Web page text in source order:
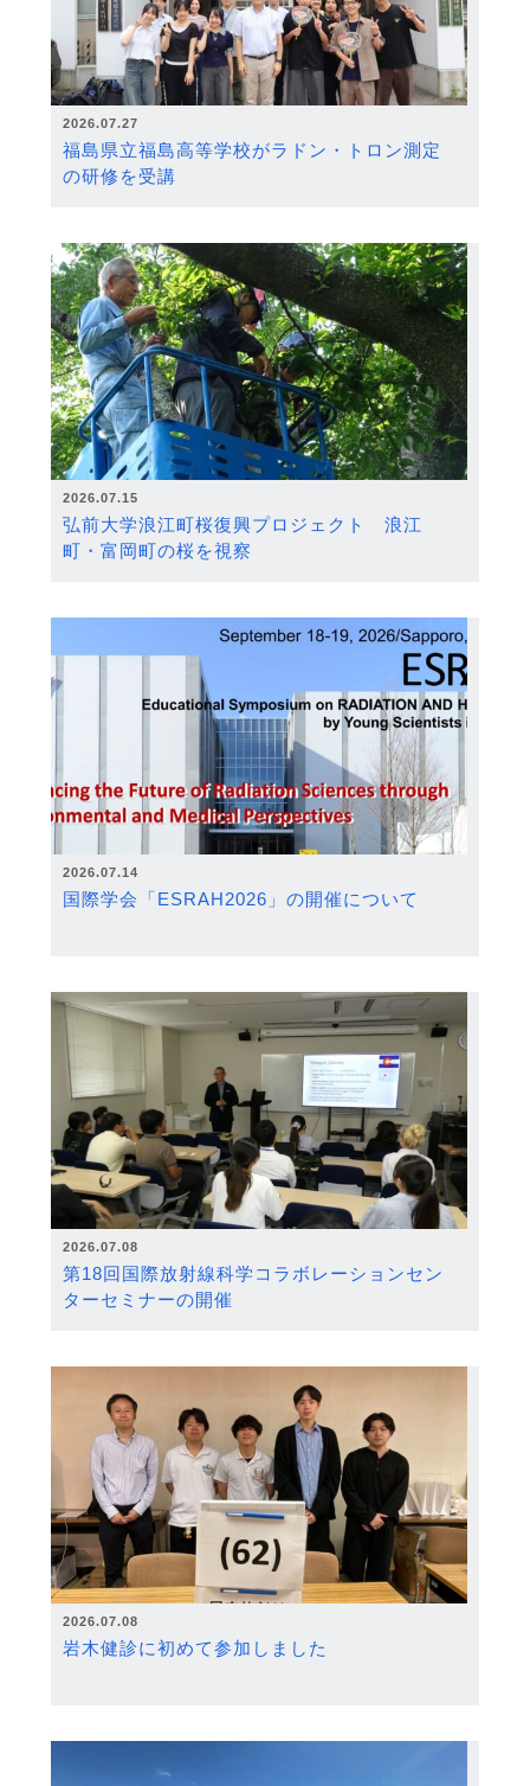
2026.07.27
福島県立福島高等学校がラドン・トロン測定
の研修を受講
2026.07.15
弘前大学浪江町桜復興プロジェクト 浪江
町・富岡町の桜を視察
2026.07.14
国際学会「ESRAH2026」の開催について
2026.07.08
第18回国際放射線科学コラボレーションセン
ターセミナーの開催
2026.07.08
岩木健診に初めて参加しました